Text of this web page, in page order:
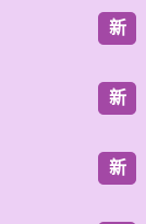
新
新
新